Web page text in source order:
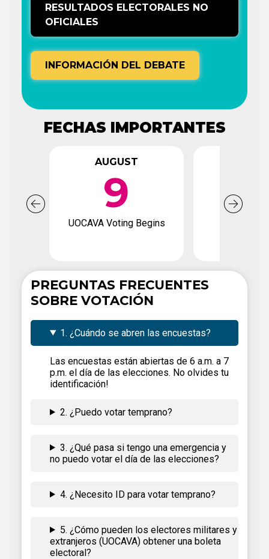
RESULTADOS ELECTORALES NO
OFICIALES
INFORMACIÓN DEL DEBATE
FECHAS IMPORTANTES
AUGUST
9
UOCAVA Voting Begins
PREGUNTAS FRECUENTES
SOBRE VOTACIÓN
1. ¿Cuándo se abren las encuestas?
Las encuestas están abiertas de 6 a.m. a 7
p.m. el día de las elecciones. No olvides tu
identificación!
2. ¿Puedo votar temprano?
3. ¿Qué pasa si tengo una emergencia y
no puedo votar el día de las elecciones?
4. ¿Necesito ID para votar temprano?
5. ¿Cómo pueden los electores militares y
extranjeros (UOCAVA) obtener una boleta
electoral?